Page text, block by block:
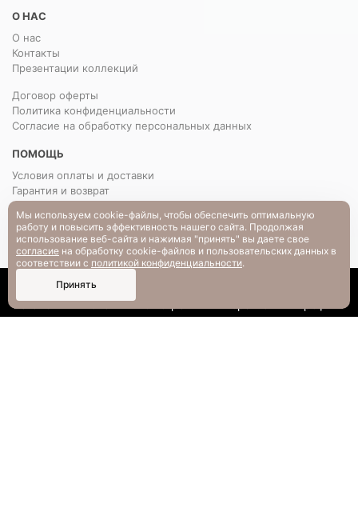
Каталог Поиск
О НАС
О нас
Контакты
Презентации коллекций
Договор оферты
Политика конфиденциальности
Согласие на обработку персональных данных
ПОМОЩЬ
Условия оплаты и доставки
Гарантия и возврат
РАЗМЕРНАЯ СЕТКА
Вопрос-ответ
Мы используем cookie-файлы, чтобы обеспечить оптимальную
работу и повысить эффективность нашего сайта. Продолжая
использование веб-сайта и нажимая "принять" вы даете свое
согласие на обработку cookie-файлов и пользовательских данных в
соответствии с политикой конфиденциальности.
Принять